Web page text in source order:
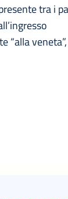
tra i
“alla